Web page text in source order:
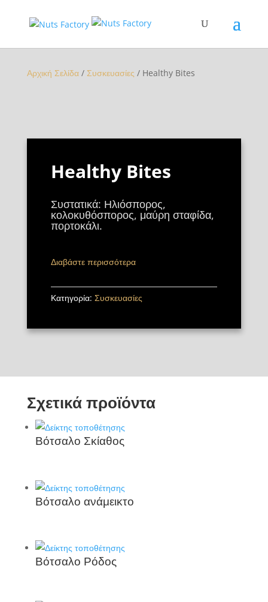
Αρχική Σελίδα/ Συσκευασίες / Healthy Bites
Healthy Bites
Συστατικά: Ηλιόσπορος,
κολοκυθόσπορος, μαύρη σταφίδα,
πορτοκάλι.
Διαβάστε περισσότερα
Κατηγορία: Συσκευασίες
Σχετικά προϊόντα
Βότσαλο Σκίαθος
Βότσαλο ανάμεικτο
Βότσαλο Ρόδος